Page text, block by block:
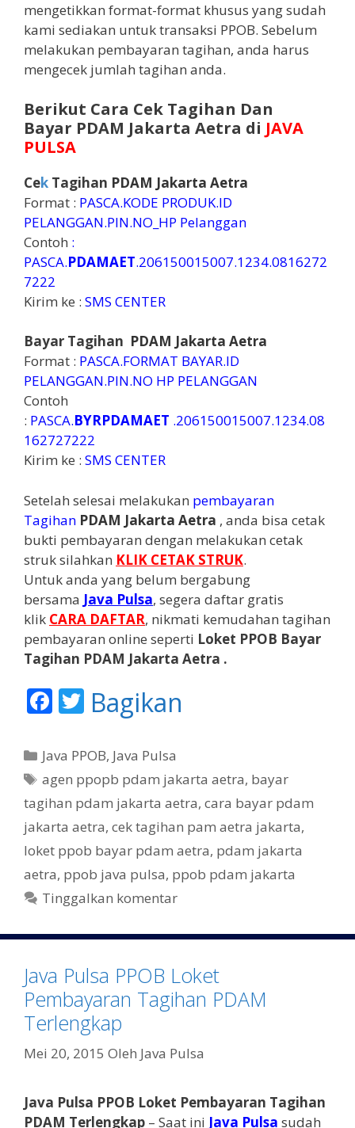
mengetikkan format-format khusus yang sudah
kami sediakan untuk transaksi PPOB. Sebelum
melakukan pembayaran tagihan, anda harus
mengecek jumlah tagihan anda.
Berikut Cara Cek Tagihan Dan
Bayar PDAM Jakarta Aetra di JAVA
PULSA
Cek Tagihan PDAM Jakarta Aetra
Format : PASCA.KODE PRODUK.ID
PELANGGAN.PIN.NO_HP Pelanggan
Contoh :
PASCA.PDAMAET.206150015007.1234.0816272
7222
Kirim ke : SMS CENTER
Bayar Tagihan PDAM Jakarta Aetra
Format : PASCA.FORMAT BAYAR.ID
PELANGGAN.PIN.NO HP PELANGGAN
Contoh
: PASCA.BYRPDAMAET .206150015007.1234.08
162727222
Kirim ke : SMS CENTER
Setelah selesai melakukan pembayaran
Tagihan PDAM Jakarta Aetra , anda bisa cetak
bukti pembayaran dengan melakukan cetak
struk silahkan KLIK CETAK STRUK.
Untuk anda yang belum bergabung
bersama Java Pulsa, segera daftar gratis
klik CARA DAFTAR, nikmati kemudahan tagihan
pembayaran online seperti Loket PPOB Bayar
Tagihan PDAM Jakarta Aetra .
F
e
b
o
o
k
T
itt
er
Bagikan
K
a
e
g
o
r
i
Java PPOB, Java Pulsa
T
a
g
agen ppopb pdam jakarta aetra, bayar
tagihan pdam jakarta aetra, cara bayar pdam
jakarta aetra, cek tagihan pam aetra jakarta,
loket ppob bayar pdam aetra, pdam jakarta
aetra, ppob java pulsa, ppob pdam jakarta
Tinggalkan komentar
Java Pulsa PPOB Loket
Pembayaran Tagihan PDAM
Terlengkap
Mei 20, 2015 Oleh Java Pulsa
Java Pulsa PPOB Loket Pembayaran Tagihan
PDAM Terlengkap – Saat ini Java Pulsa sudah